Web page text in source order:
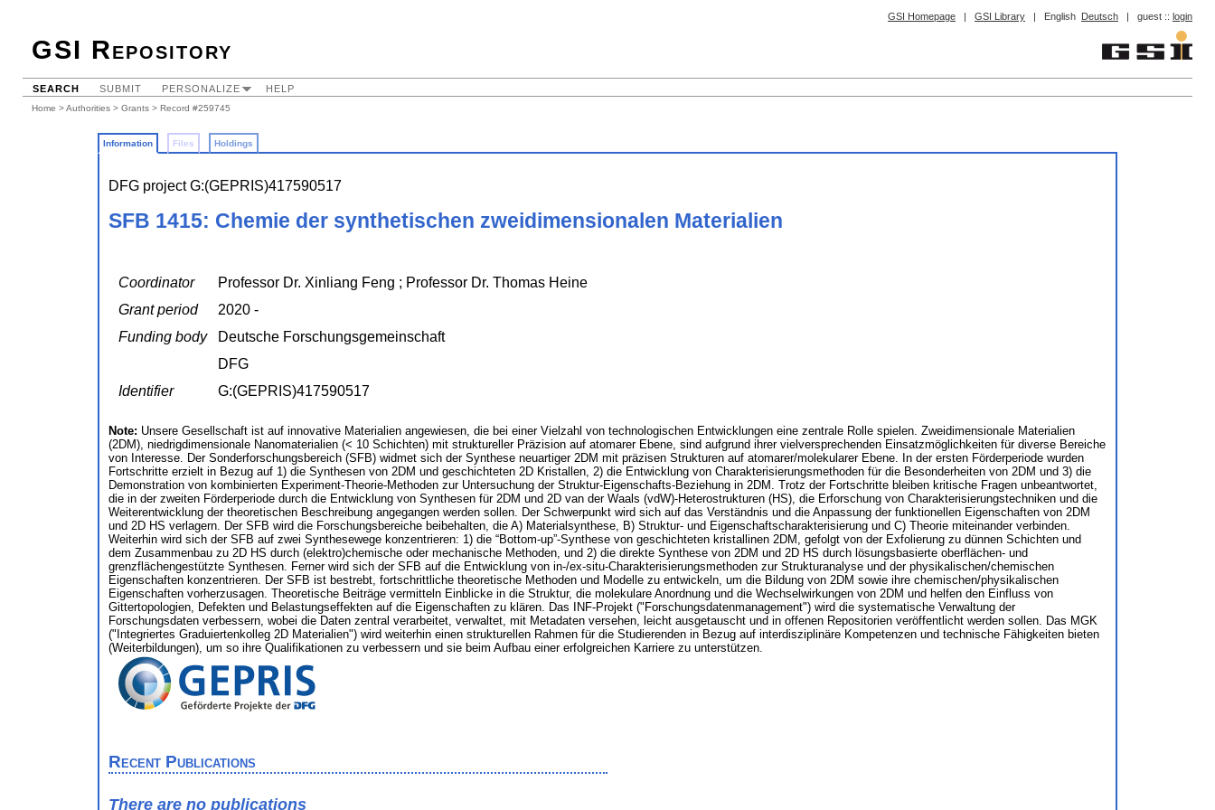
GSI Homepage | GSI Library | English Deutsch | guest :: login
GSI Repository
SEARCH SUBMIT PERSONALIZE HELP
Home >Authorities > Grants > Record #259745
Information Files Holdings
DFG project G:(GEPRIS)417590517
SFB 1415: Chemie der synthetischen zweidimensionalen Materialien
Coordinator
Professor Dr. Xinliang Feng ; Professor Dr. Thomas Heine
Grant period
2020 -
Funding body
Deutsche Forschungsgemeinschaft
DFG
Identifier
G:(GEPRIS)417590517
Note: Unsere Gesellschaft ist auf innovative Materialien angewiesen, die bei einer Vielzahl von technologischen Entwicklungen eine zentrale Rolle spielen. Zweidimensionale Materialien
(2DM), niedrigdimensionale Nanomaterialien (< 10 Schichten) mit struktureller Präzision auf atomarer Ebene, sind aufgrund ihrer vielversprechenden Einsatzmöglichkeiten für diverse Bereiche
von Interesse. Der Sonderforschungsbereich (SFB) widmet sich der Synthese neuartiger 2DM mit präzisen Strukturen auf atomarer/molekularer Ebene. In der ersten Förderperiode wurden
Fortschritte erzielt in Bezug auf 1) die Synthesen von 2DM und geschichteten 2D Kristallen, 2) die Entwicklung von Charakterisierungsmethoden für die Besonderheiten von 2DM und 3) die
Demonstration von kombinierten Experiment-Theorie-Methoden zur Untersuchung der Struktur-Eigenschafts-Beziehung in 2DM. Trotz der Fortschritte bleiben kritische Fragen unbeantwortet,
die in der zweiten Förderperiode durch die Entwicklung von Synthesen für 2DM und 2D van der Waals (vdW)-Heterostrukturen (HS), die Erforschung von Charakterisierungstechniken und die
Weiterentwicklung der theoretischen Beschreibung angegangen werden sollen. Der Schwerpunkt wird sich auf das Verständnis und die Anpassung der funktionellen Eigenschaften von 2DM
und 2D HS verlagern. Der SFB wird die Forschungsbereiche beibehalten, die A) Materialsynthese, B) Struktur- und Eigenschaftscharakterisierung und C) Theorie miteinander verbinden.
Weiterhin wird sich der SFB auf zwei Synthesewege konzentrieren: 1) die “Bottom-up”-Synthese von geschichteten kristallinen 2DM, gefolgt von der Exfolierung zu dünnen Schichten und
dem Zusammenbau zu 2D HS durch (elektro)chemische oder mechanische Methoden, und 2) die direkte Synthese von 2DM und 2D HS durch lösungsbasierte oberflächen- und
grenzflächengestützte Synthesen. Ferner wird sich der SFB auf die Entwicklung von in-/ex-situ-Charakterisierungsmethoden zur Strukturanalyse und der physikalischen/chemischen
Eigenschaften konzentrieren. Der SFB ist bestrebt, fortschrittliche theoretische Methoden und Modelle zu entwickeln, um die Bildung von 2DM sowie ihre chemischen/physikalischen
Eigenschaften vorherzusagen. Theoretische Beiträge vermitteln Einblicke in die Struktur, die molekulare Anordnung und die Wechselwirkungen von 2DM und helfen den Einfluss von
Gittertopologien, Defekten und Belastungseffekten auf die Eigenschaften zu klären. Das INF-Projekt ("Forschungsdatenmanagement") wird die systematische Verwaltung der
Forschungsdaten verbessern, wobei die Daten zentral verarbeitet, verwaltet, mit Metadaten versehen, leicht ausgetauscht und in offenen Repositorien veröffentlicht werden sollen. Das MGK
("Integriertes Graduiertenkolleg 2D Materialien") wird weiterhin einen strukturellen Rahmen für die Studierenden in Bezug auf interdisziplinäre Kompetenzen und technische Fähigkeiten bieten
(Weiterbildungen), um so ihre Qualifikationen zu verbessern und sie beim Aufbau einer erfolgreichen Karriere zu unterstützen.
Recent Publications
There are no publications